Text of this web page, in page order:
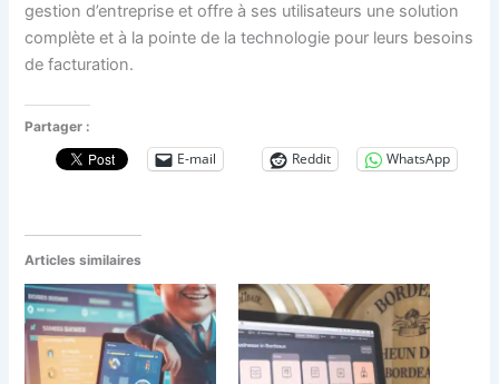
gestion d’entreprise et offre à ses utilisateurs une solution
complète et à la pointe de la technologie pour leurs besoins
de facturation.
Partager :
E-mail Reddit WhatsApp
Articles similaires